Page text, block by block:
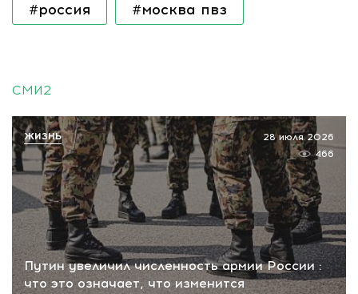
#россия #москва пвз
СМИ2
Путин увеличил численность армии России :
что это означает, что изменится
28 июля 2026
466
ЖИЗНЬ